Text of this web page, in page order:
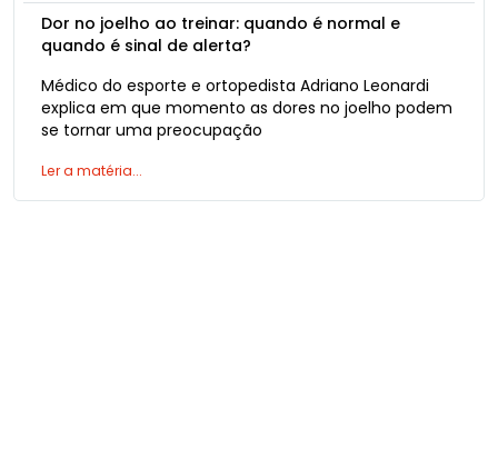
Dor no joelho ao treinar: quando é normal e
quando é sinal de alerta?
Médico do esporte e ortopedista Adriano Leonardi
explica em que momento as dores no joelho podem
se tornar uma preocupação
Ler a matéria...